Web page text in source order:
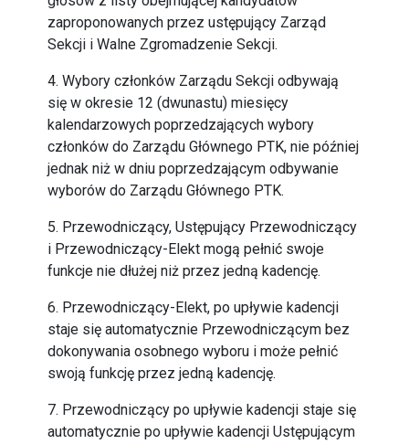
zaproponowanych przez ustępujący Zarząd
Sekcji i Walne Zgromadzenie Sekcji.
4. Wybory członków Zarządu Sekcji odbywają
się w okresie 12 (dwunastu) miesięcy
kalendarzowych poprzedzających wybory
członków do Zarządu Głównego PTK, nie później
jednak niż w dniu poprzedzającym odbywanie
wyborów do Zarządu Głównego PTK.
5. Przewodniczący, Ustępujący Przewodniczący
i Przewodniczący-Elekt mogą pełnić swoje
funkcje nie dłużej niż przez jedną kadencję.
6. Przewodniczący-Elekt, po upływie kadencji
staje się automatycznie Przewodniczącym bez
dokonywania osobnego wyboru i może pełnić
swoją funkcję przez jedną kadencję.
7. Przewodniczący po upływie kadencji staje się
automatycznie po upływie kadencji Ustępującym